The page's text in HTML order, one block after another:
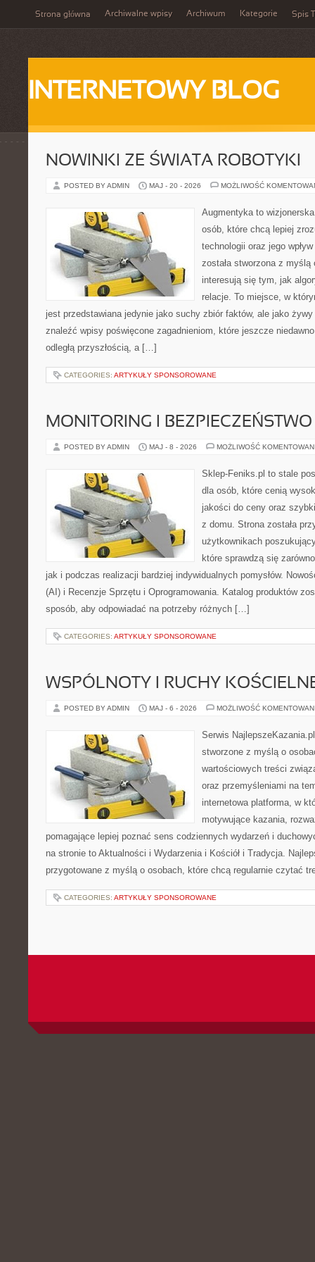
Strona główna Archiwalne wpisy Archiwum Kategorie Spis
INTERNETOWY BLOG
NOWINKI ZE ŚWIATA ROBOTYKI
POSTED BY ADMIN MAJ - 20 - 2026 MOŻLIWOŚĆ
Augmentyka to
osób, które chcą lepiej
technologii oraz jego
została stworzona z
interesują się tym, jak
relacje. To miejsce, w
jest przedstawiana jedynie jako suchy zbiór faktów, ale jako
znaleźć wpisy poświęcone zagadnieniom, które jeszcze niedawno
odległą przyszłością, a […]
CATEGORIES: ARTYKUŁY SPONSOROWANE
MONITORING I
POSTED BY ADMIN MAJ - 8 - 2026 MOŻLIWOŚĆ
Sklep-Feniks.pl to stale
dla osób, które cenią
jakości do ceny oraz
z domu. Strona została
użytkownikach
które sprawdzą się
jak i podczas realizacji bardziej indywidualnych pomysłów.
(AI) i Recenzje Sprzętu i Oprogramowania. Katalog produktów
sposób, aby odpowiadać na potrzeby różnych […]
CATEGORIES: ARTYKUŁY SPONSOROWANE
WSPÓLNOTY I RUCHY
POSTED BY ADMIN MAJ - 6 - 2026 MOŻLIWOŚĆ
Serwis
stworzone z myślą o
wartościowych treści
oraz przemyśleniami na
internetowa platforma, w
motywujące kazania,
pomagające lepiej poznać sens codziennych wydarzeń i
na stronie to Aktualności i Wydarzenia i Kościół i Tradycja.
przygotowane z myślą o osobach, które chcą regularnie czytać
CATEGORIES: ARTYKUŁY SPONSOROWANE